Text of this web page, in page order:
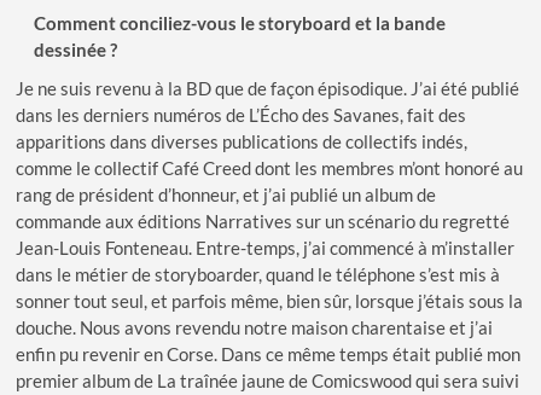
Comment conciliez-vous le storyboard et la bande
dessinée ?
Je ne suis revenu à la BD que de façon épisodique. J’ai été publié
dans les derniers numéros de L’Écho des Savanes, fait des
apparitions dans diverses publications de collectifs indés,
comme le collectif Café Creed dont les membres m’ont honoré au
rang de président d’honneur, et j’ai publié un album de
commande aux éditions Narratives sur un scénario du regretté
Jean-Louis Fonteneau. Entre-temps, j’ai commencé à m’installer
dans le métier de storyboarder, quand le téléphone s’est mis à
sonner tout seul, et parfois même, bien sûr, lorsque j’étais sous la
douche. Nous avons revendu notre maison charentaise et j’ai
enfin pu revenir en Corse. Dans ce même temps était publié mon
premier album de La traînée jaune de Comicswood qui sera suivi